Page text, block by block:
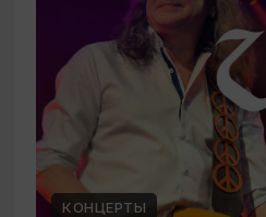
КОНЦЕРТЫ